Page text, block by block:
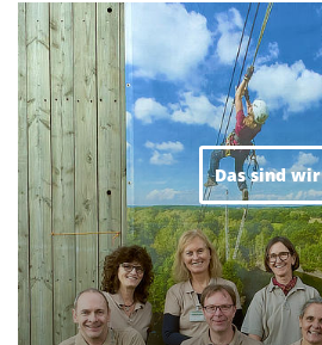
Das sind wir